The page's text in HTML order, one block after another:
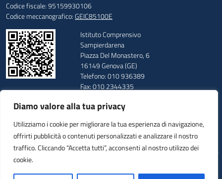
Diamo valore alla tua privacy
Utilizziamo i cookie per migliorare la tua esperienza di navigazione,
offrirti pubblicità o contenuti personalizzati e analizzare il nostro
traffico. Cliccando “Accetta tutti”, acconsenti al nostro utilizzo dei
cookie.
Codice fiscale: 95159930106
Codice meccanografico:GEIC85100E
Istituto Comprensivo
Sampierdarena
Piazza Del Monastero, 6
16149 Genova (GE)
Telefono: 010 936389
Fax: 010 2344335
PEC: geic85100e@pec.istruzione.it
Codice Fiscale: 95159930106
Codice Univoco: UFUUAV